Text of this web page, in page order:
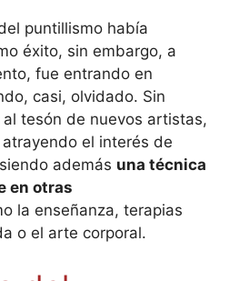
puntillismo había
éxito, sin embargo, a
fue entrando en
casi, olvidado. Sin
tesón de nuevos artistas,
el interés de
además una técnica
en otras
la enseñanza, terapias
o el arte corporal.